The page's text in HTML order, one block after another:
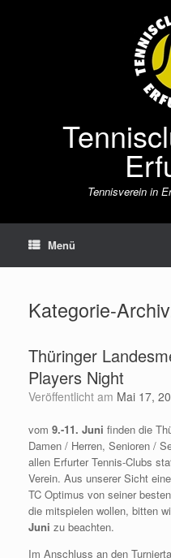
Tennisverein in
Menü
Kategorie-
Thüringer
Players Night
Veröffentlicht am Mai 17,
vom 9.-11. Juni finden die
Damen / Herren, Senioren /
allen Erfurter Tennis-Clubs
Verein. Aus unserer Sicht
TC Optimus von seiner
die mitspielen wollen, bitten
Juni zu beachten.
Im Anschluss an den